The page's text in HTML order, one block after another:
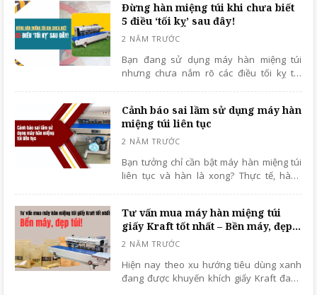
Đừng hàn miệng túi khi chưa biết
5 điều ‘tối kỵ’ sau đây!
Bạn đang sử dụng máy hàn miệng túi
nhưng chưa nắm rõ các điều tối kỵ thì
Cảnh báo sai lầm sử dụng máy hàn
miệng túi liên tục
Bạn tưởng chỉ cần bật máy hàn miệng túi
liên tục và hàn là xong? Thực tế, hàng
dụng máy hàn miệng túi liên tục.
Tư vấn mua máy hàn miệng túi
giấy Kraft tốt nhất – Bền máy, đẹp
túi!
Hiện nay theo xu hướng tiêu dùng xanh
đang được khuyến khích giấy Kraft đang